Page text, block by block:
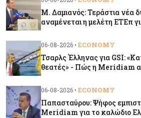
Κόσμος
στις εξελίξεις στη Μ.
Κύπρος
Ανοίγει ξανά από αύριο η
αφίξεις του αεροδρομίου
Μ. Δαμιανός: Τεράστια νέα
αναμένεται η μελέτη ΕΤΕπ
06-08-2026 • ECONOMY
Τσαρλς Έλληνας για GSI:
θεατές» - Πώς η Meridiam
06-08-2026 • ECONOMY
Παπασταύρου: Ψήφος
Meridiam για το καλώδιο